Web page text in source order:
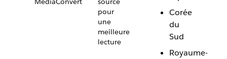
pour
une
meilleure
lecture
Corée
du
Sud
Royaume-